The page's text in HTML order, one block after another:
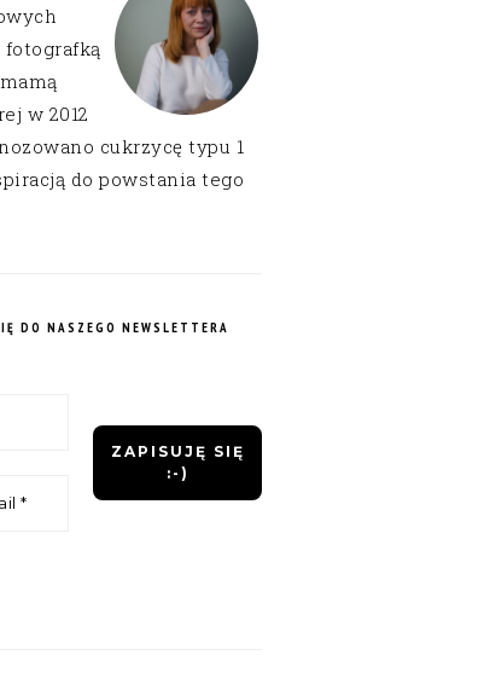
fotografką
w 2012
cukrzycę typu 1
do powstania tego
DO NASZEGO NEWSLETTERA